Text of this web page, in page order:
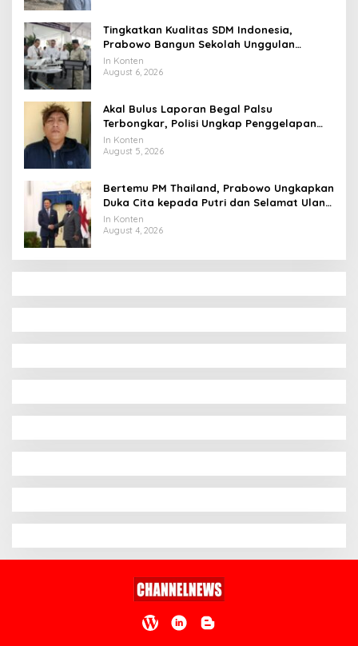
Tingkatkan Kualitas SDM Indonesia,
Prabowo Bangun Sekolah Unggulan
hingga Undang Universitas Terbaik Dunia
In Konten
August 6, 2026
Akal Bulus Laporan Begal Palsu
Terbongkar, Polisi Ungkap Penggelapan
Uang Perusahaan untuk Crypto
In Konten
August 5, 2026
Bertemu PM Thailand, Prabowo Ungkapkan
Duka Cita kepada Putri dan Selamat Ulang
Tahun ke Raja Thailand
In Konten
August 4, 2026